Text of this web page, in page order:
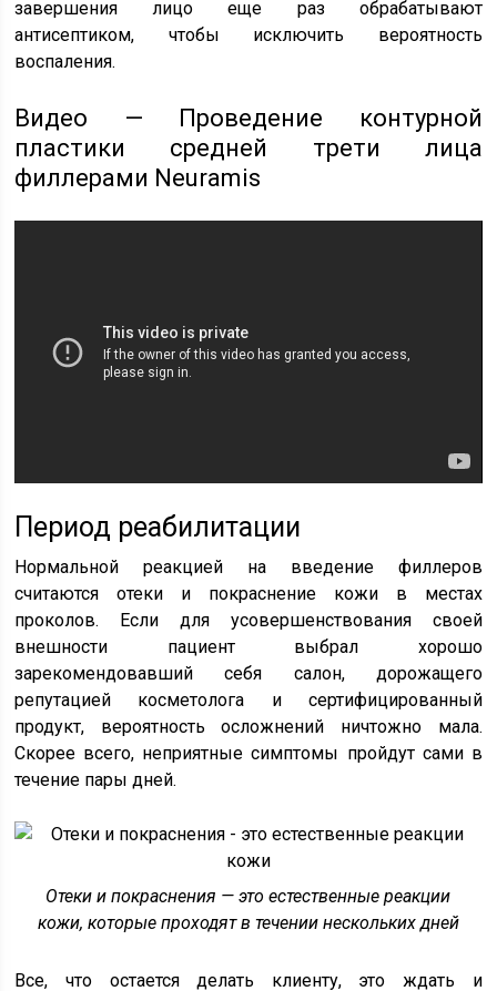
завершения лицо еще раз обрабатывают
антисептиком, чтобы исключить вероятность
воспаления.
Видео — Проведение контурной
пластики средней трети лица
филлерами Neuramis
Период реабилитации
Нормальной реакцией на введение филлеров
считаются отеки и покраснение кожи в местах
проколов. Если для усовершенствования своей
внешности пациент выбрал хорошо
зарекомендовавший себя салон, дорожащего
репутацией косметолога и сертифицированный
продукт, вероятность осложнений ничтожно мала.
Скорее всего, неприятные симптомы пройдут сами в
течение пары дней.
Отеки и покраснения — это естественные реакции
кожи, которые проходят в течении нескольких дней
Все, что остается делать клиенту, это ждать и